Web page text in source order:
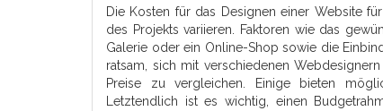
Die Kosten für das Designen einer Website
des Projekts variieren. Faktoren wie das
Galerie oder ein Online-Shop sowie die
ratsam, sich mit verschiedenen
Preise zu vergleichen. Einige bieten
Letztendlich ist es wichtig, einen